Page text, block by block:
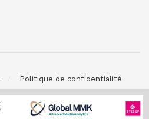
Politique de confidentialité